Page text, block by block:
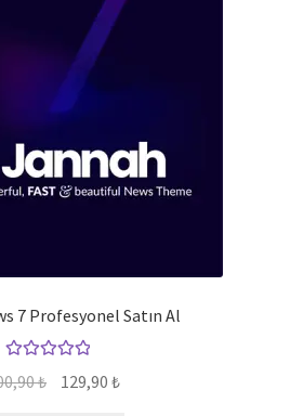
7 Profesyonel Satın Al
5.00
₺
Orijinal
129,90 ₺Şu